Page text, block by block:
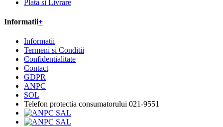
Plata si Livrare
Informatii+
Informatii
Termeni si Conditii
Confidentialitate
Contact
GDPR
ANPC
SOL
Telefon protectia consumatorului 021-9551